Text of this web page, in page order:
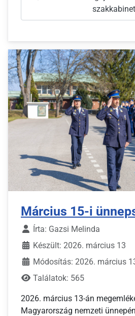
szakkabinet
Március 15-i
Írta: Gazsi Melinda
Készült: 2026. március 13
Módosítás: 2026. március
Találatok: 565
2026. március 13-án
Magyarország nemzeti